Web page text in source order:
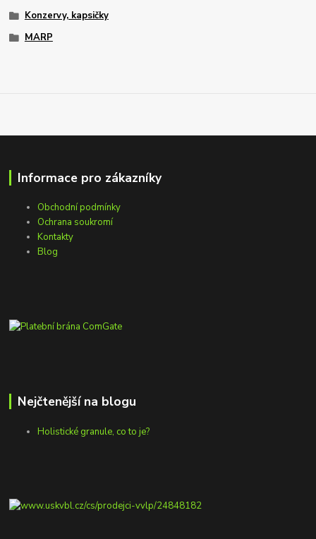
Konzervy, kapsičky
MARP
Informace pro zákazníky
Obchodní podmínky
Ochrana soukromí
Kontakty
Blog
Nejčtenější na blogu
Holistické granule, co to je?